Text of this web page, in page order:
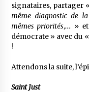
signataires, partager
même diagnostic de
mêmes priorités,… »
démocrate » avec du
!
Attendons la suite,
Saint Just